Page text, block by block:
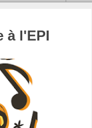
à l'EPI